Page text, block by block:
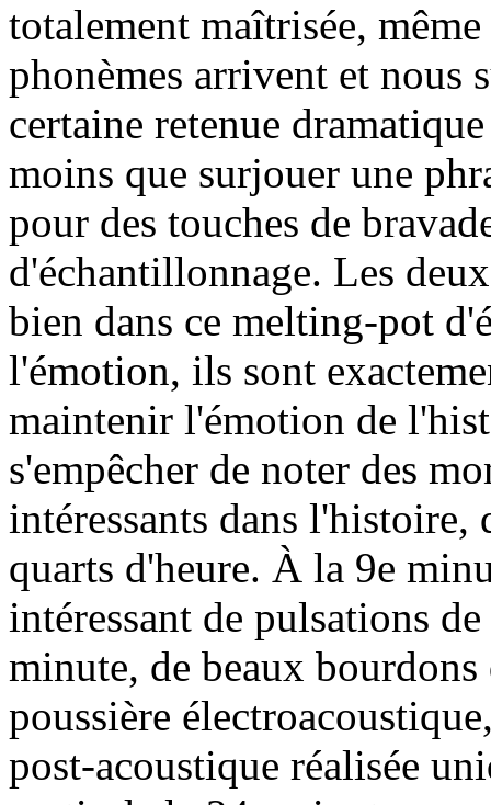
totalement maîtrisée,
phonèmes arrivent et nous
certaine retenue
moins que surjouer une
pour des touches de
d'échantillonnage. Les
bien dans ce melting-pot
l'émotion, ils sont
maintenir l'émotion de
s'empêcher de noter des
intéressants dans
quarts d'heure. À la 9e
intéressant de pulsations
minute, de beaux
poussière
post-acoustique réalisée